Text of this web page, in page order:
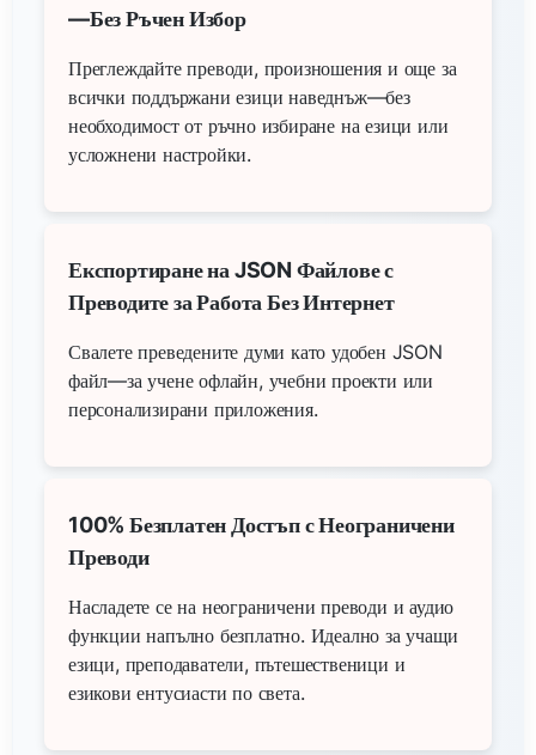
—Без Ръчен Избор
Преглеждайте преводи, произношения и още за
всички поддържани езици наведнъж—без
необходимост от ръчно избиране на езици или
усложнени настройки.
Експортиране на JSON Файлове с
Преводите за Работа Без Интернет
Свалете преведените думи като удобен JSON
файл—за учене офлайн, учебни проекти или
персонализирани приложения.
100% Безплатен Достъп с Неограничени
Преводи
Насладете се на неограничени преводи и аудио
функции напълно безплатно. Идеално за учащи
езици, преподаватели, пътешественици и
езикови ентусиасти по света.